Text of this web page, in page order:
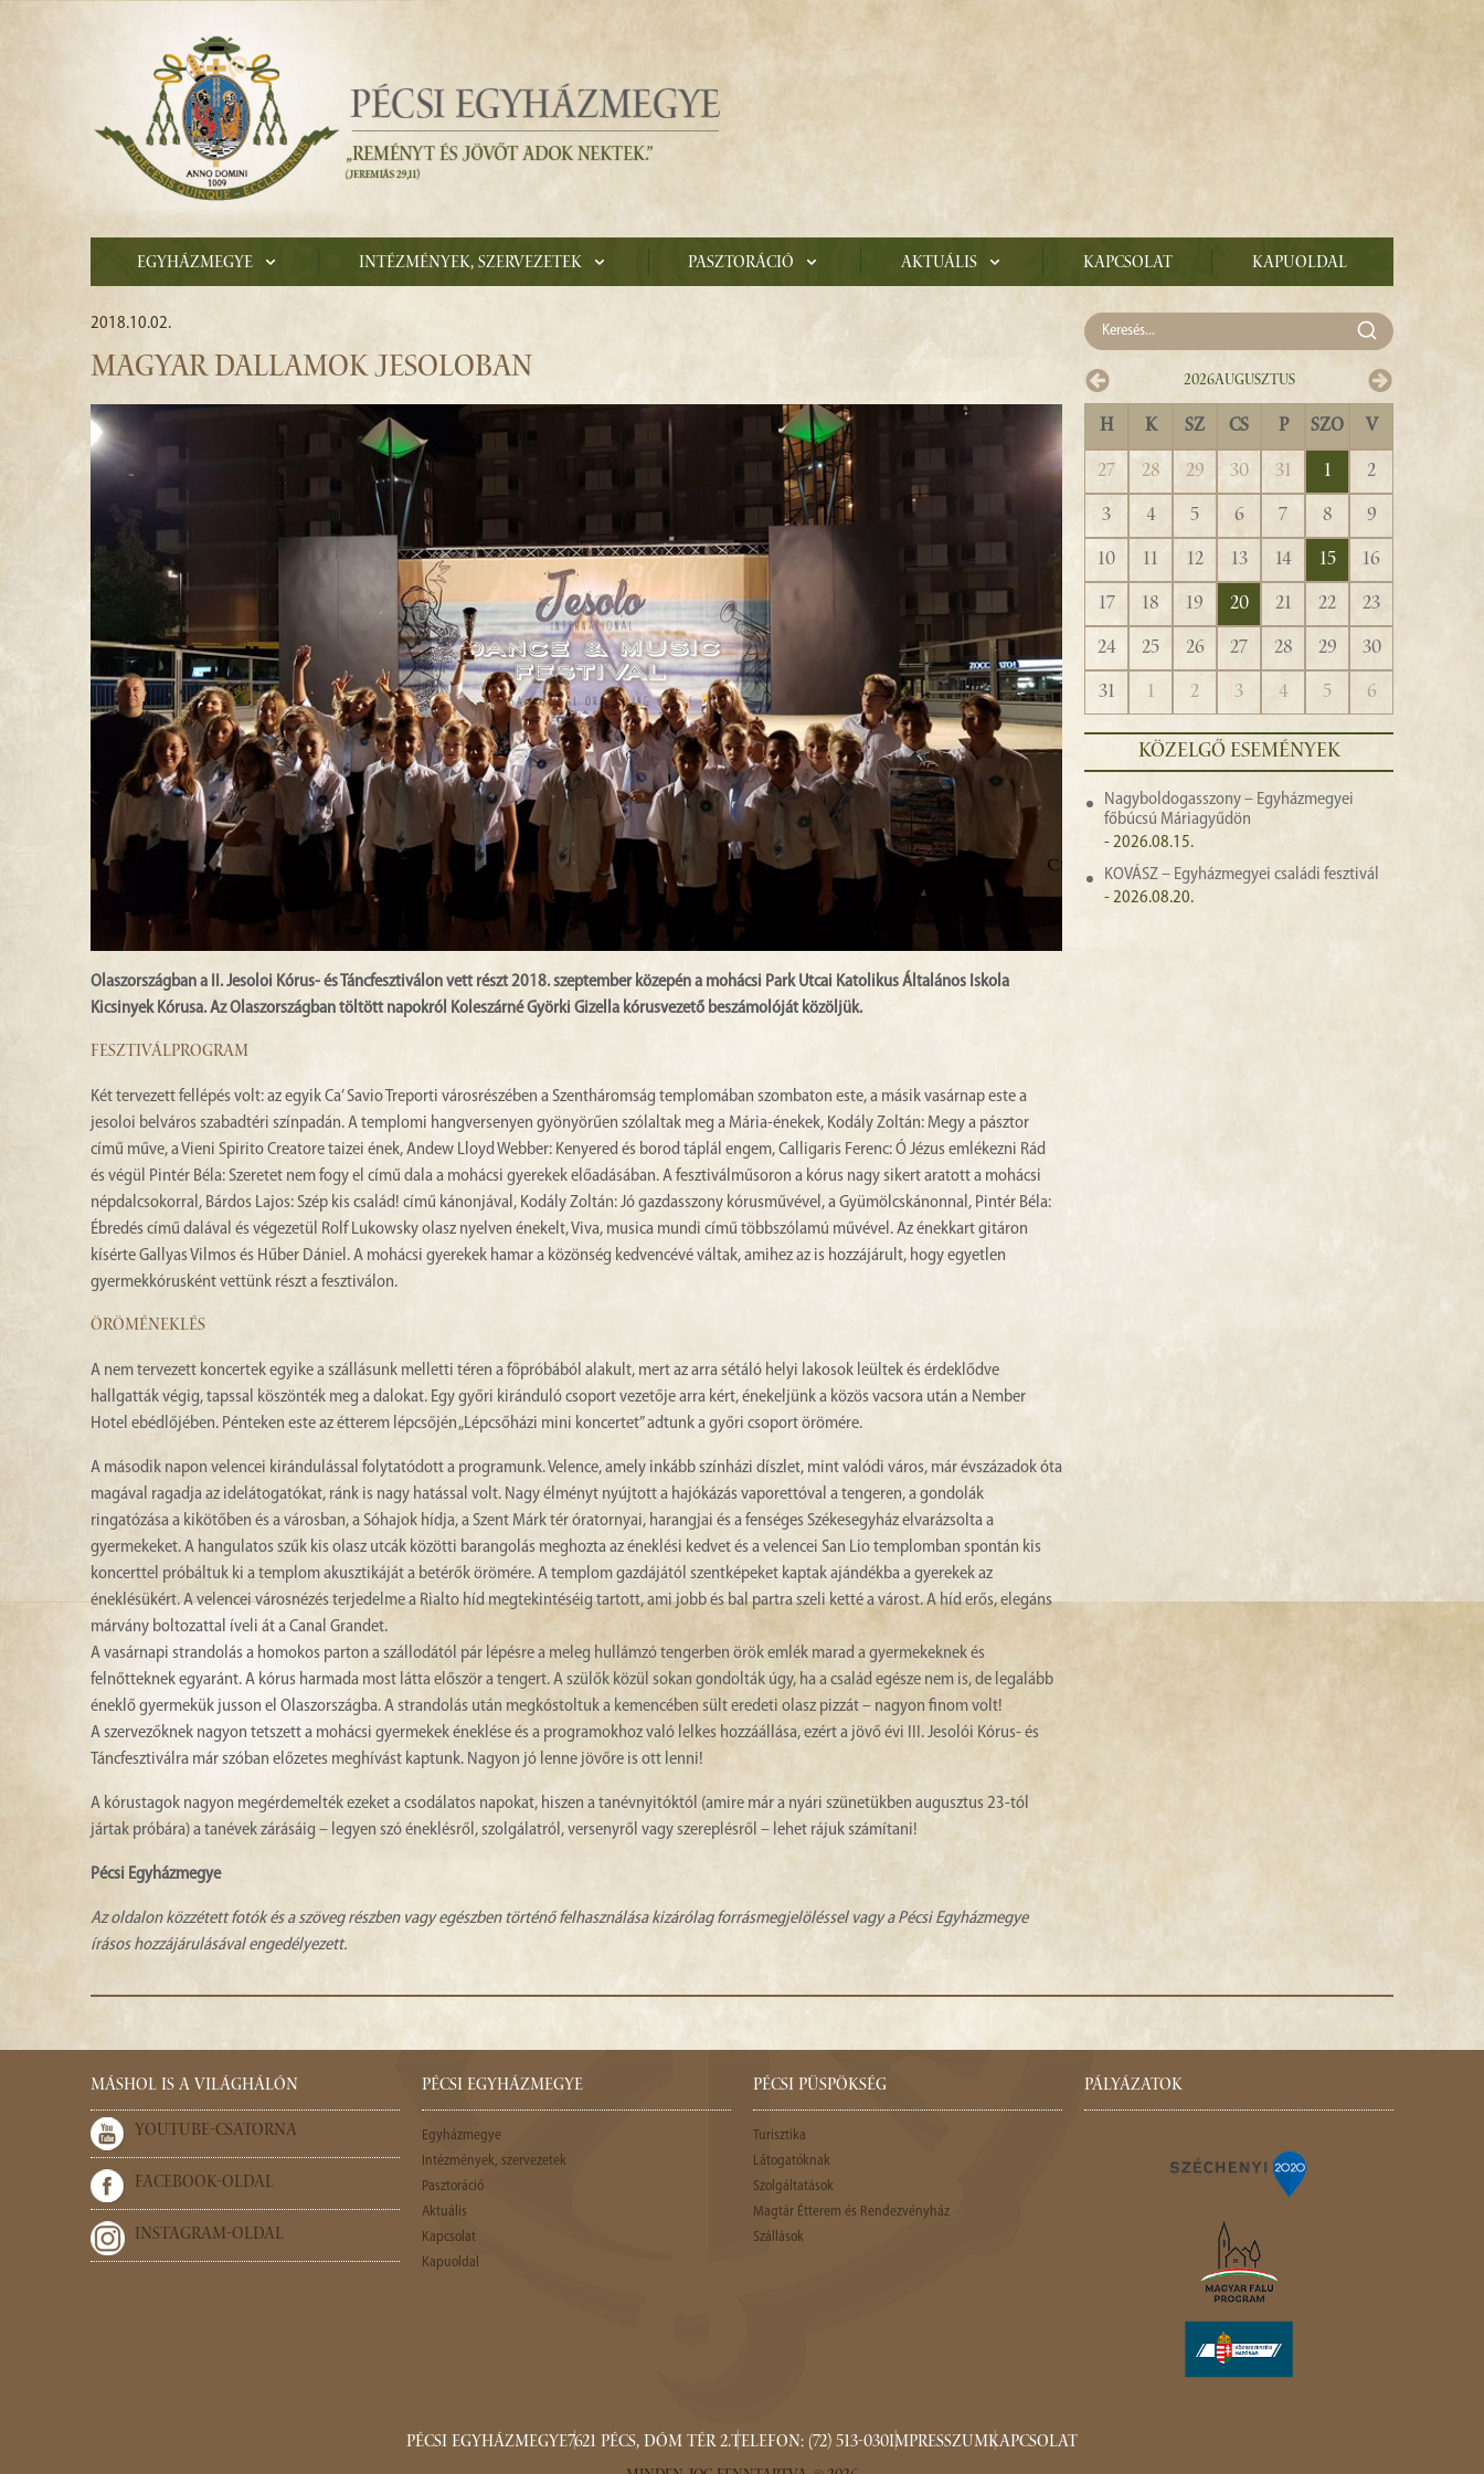
Egyházmegye Intézmények, szervezetek Pasztoráció Aktuális Kapcsolat Kapuoldal
2018.10.02.
MAGYAR DALLAMOK JESOLOBAN
Olaszországban a II. Jesoloi Kórus- és Táncfesztiválon vett részt 2018. szeptember közepén a mohácsi Park Utcai Katolikus Általános Iskola
Kicsinyek Kórusa. Az Olaszországban töltött napokról Koleszárné Györki Gizella kórusvezető beszámolóját közöljük.
FESZTIVÁLPROGRAM
Két tervezett fellépés volt: az egyik Ca’ Savio Treporti városrészében a Szentháromság templomában szombaton este, a másik vasárnap este a
jesoloi belváros szabadtéri színpadán. A templomi hangversenyen gyönyörűen szólaltak meg a Mária-énekek, Kodály Zoltán: Megy a pásztor
című műve, a Vieni Spirito Creatore taizei ének, Andew Lloyd Webber: Kenyered és borod táplál engem, Calligaris Ferenc: Ó Jézus emlékezni Rád
és végül Pintér Béla: Szeretet nem fogy el című dala a mohácsi gyerekek előadásában. A fesztiválműsoron a kórus nagy sikert aratott a mohácsi
népdalcsokorral, Bárdos Lajos: Szép kis család! című kánonjával, Kodály Zoltán: Jó gazdasszony kórusművével, a Gyümölcskánonnal, Pintér Béla:
Ébredés című dalával és végezetül Rolf Lukowsky olasz nyelven énekelt, Viva, musica mundi című többszólamú művével. Az énekkart gitáron
kísérte Gallyas Vilmos és Hűber Dániel. A mohácsi gyerekek hamar a közönség kedvencévé váltak, amihez az is hozzájárult, hogy egyetlen
gyermekkórusként vettünk részt a fesztiválon.
ÖRÖMÉNEKLÉS
A nem tervezett koncertek egyike a szállásunk melletti téren a főpróbából alakult, mert az arra sétáló helyi lakosok leültek és érdeklődve
hallgatták végig, tapssal köszönték meg a dalokat. Egy győri kiránduló csoport vezetője arra kért, énekeljünk a közös vacsora után a Nember
Hotel ebédlőjében. Pénteken este az étterem lépcsőjén „Lépcsőházi mini koncertet” adtunk a győri csoport örömére.
A második napon velencei kirándulással folytatódott a programunk. Velence, amely inkább színházi díszlet, mint valódi város, már évszázadok óta
magával ragadja az idelátogatókat, ránk is nagy hatással volt. Nagy élményt nyújtott a hajókázás vaporettóval a tengeren, a gondolák
ringatózása a kikötőben és a városban, a Sóhajok hídja, a Szent Márk tér óratornyai, harangjai és a fenséges Székesegyház elvarázsolta a
gyermekeket. A hangulatos szűk kis olasz utcák közötti barangolás meghozta az éneklési kedvet és a velencei San Lio templomban spontán kis
koncerttel próbáltuk ki a templom akusztikáját a betérők örömére. A templom gazdájától szentképeket kaptak ajándékba a gyerekek az
éneklésükért. A velencei városnézés terjedelme a Rialto híd megtekintéséig tartott, ami jobb és bal partra szeli ketté a várost. A híd erős, elegáns
márvány boltozattal íveli át a Canal Grandet.
A vasárnapi strandolás a homokos parton a szállodától pár lépésre a meleg hullámzó tengerben örök emlék marad a gyermekeknek és
felnőtteknek egyaránt. A kórus harmada most látta először a tengert. A szülők közül sokan gondolták úgy, ha a család egésze nem is, de legalább
éneklő gyermekük jusson el Olaszországba. A strandolás után megkóstoltuk a kemencében sült eredeti olasz pizzát – nagyon finom volt!
A szervezőknek nagyon tetszett a mohácsi gyermekek éneklése és a programokhoz való lelkes hozzáállása, ezért a jövő évi III. Jesolói Kórus- és
Táncfesztiválra már szóban előzetes meghívást kaptunk. Nagyon jó lenne jövőre is ott lenni!
A kórustagok nagyon megérdemelték ezeket a csodálatos napokat, hiszen a tanévnyitóktól (amire már a nyári szünetükben augusztus 23-tól
jártak próbára) a tanévek zárásáig – legyen szó éneklésről, szolgálatról, versenyről vagy szereplésről – lehet rájuk számítani!
Pécsi Egyházmegye
Az oldalon közzétett fotók és a szöveg részben vagy egészben történő felhasználása kizárólag forrásmegjelöléssel vagy a Pécsi Egyházmegye
írásos hozzájárulásával engedélyezett.
2026Augusztus
H K SZ CS P SZO V
27 28 29 30 31 1
2
3
4 5 6 7 8
9
10
11 12 13 14 15
16
17
18 19 20 21 22
23
24
25 26 27 28 29
30
31
1 2 3 4 5 6
KÖZELGŐ ESEMÉNYEK
Nagyboldogasszony – Egyházmegyei
főbúcsú Máriagyűdön
- 2026.08.15.
KOVÁSZ – Egyházmegyei családi fesztivál
- 2026.08.20.
MÁSHOL IS A VILÁGHÁLÓN
YOUTUBE-CSATORNA
FACEBOOK-OLDAL
INSTAGRAM-OLDAL
PÉCSI EGYHÁZMEGYE
Egyházmegye
Intézmények, szervezetek
Pasztoráció
Aktuális
Kapcsolat
Kapuoldal
PÉCSI PÜSPÖKSÉG
Turisztika
Látogatóknak
Szolgáltatások
Magtár Étterem és Rendezvényház
Szállások
PÁLYÁZATOK
PÉCSI EGYHÁZMEGYE7621 PÉCS, DÓM TÉR 2.TELEFON: (72) 513-030IMPRESSZUMKAPCSOLAT